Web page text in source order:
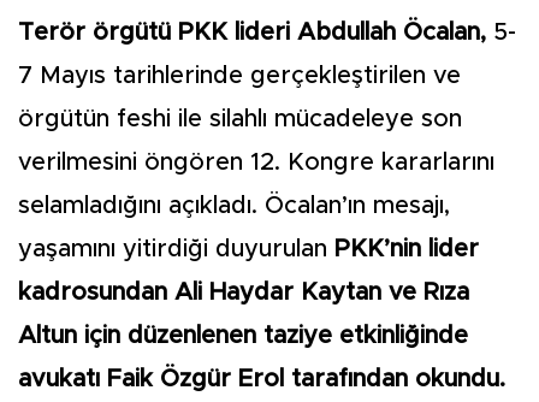
Terör örgütü PKK lideri Abdullah Öcalan, 5-
7 Mayıs tarihlerinde gerçekleştirilen ve
örgütün feshi ile silahlı mücadeleye son
verilmesini öngören 12. Kongre kararlarını
selamladığını açıkladı. Öcalan’ın mesajı,
yaşamını yitirdiği duyurulan PKK’nin lider
kadrosundan Ali Haydar Kaytan ve Rıza
Altun için düzenlenen taziye etkinliğinde
avukatı Faik Özgür Erol tarafından okundu.